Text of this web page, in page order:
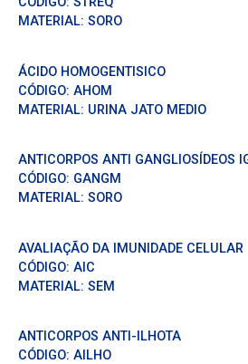
MATERIAL: SORO
ÁCIDO HOMOGENTISICO
CÓDIGO: AHOM
MATERIAL: URINA JATO MEDIO
ANTICORPOS ANTI GANGLIOSÍDEOS
CÓDIGO: GANGM
MATERIAL: SORO
AVALIAÇÃO DA IMUNIDADE CELULAR
CÓDIGO: AIC
MATERIAL: SEM
ANTICORPOS ANTI-ILHOTA
CÓDIGO: AILHO